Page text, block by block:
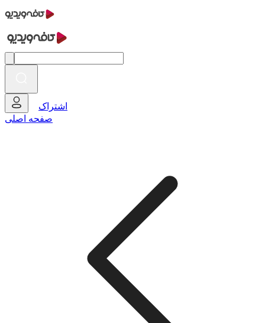
اشتراک
صفحه اصلی